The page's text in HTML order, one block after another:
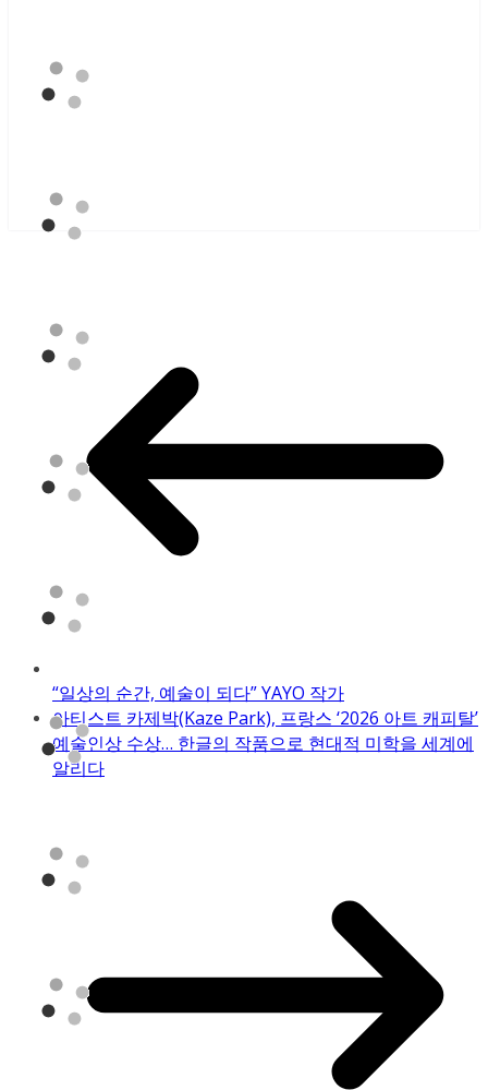
“일상의 순간, 예술이 되다” YAYO 작가
아티스트 카제박(Kaze Park), 프랑스 ‘2026 아트 캐피탈’
예술인상 수상… 한글의 작품으로 현대적 미학을 세계에
알리다